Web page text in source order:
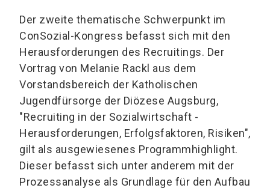
Der zweite thematische Schwerpunkt im
ConSozial-Kongress befasst sich mit den
Herausforderungen des Recruitings. Der
Vortrag von Melanie Rackl aus dem
Vorstandsbereich der Katholischen
Jugendfürsorge der Diözese Augsburg,
"Recruiting in der Sozialwirtschaft -
Herausforderungen, Erfolgsfaktoren, Risiken",
gilt als ausgewiesenes Programmhighlight.
Dieser befasst sich unter anderem mit der
Prozessanalyse als Grundlage für den Aufbau